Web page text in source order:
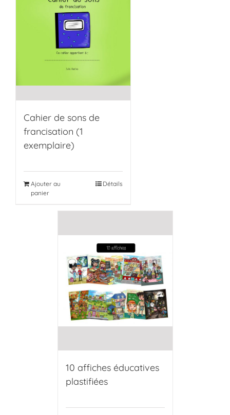
Cahier de sons de
francisation (1
exemplaire)
Ajouter au
panier
Détails
10 affiches éducatives
plastifiées